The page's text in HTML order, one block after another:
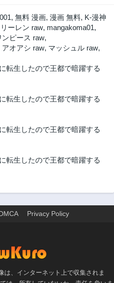
, 無料 漫画, 漫画 無料, K-漫神
ーレン raw, mangakoma01,
ンピース raw,
アオアシ raw, マッシュル raw,
転生したので王都で暗躍する
転生したので王都で暗躍する
転生したので王都で暗躍する
転生したので王都で暗躍する
Privacy Policy
は、インターネット上で収集されま